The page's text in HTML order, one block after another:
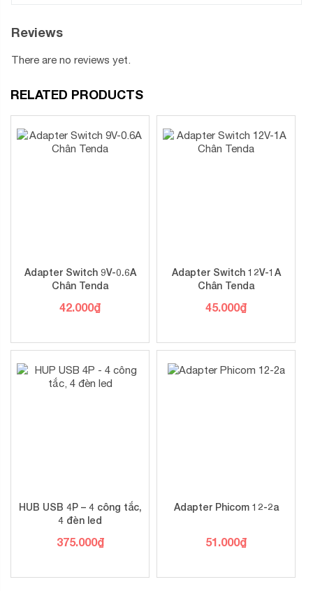
Reviews
There are no reviews yet.
RELATED PRODUCTS
Adapter Switch 9V-0.6A
Chân Tenda
42.000₫
Adapter Switch 12V-1A
Chân Tenda
45.000₫
HUB USB 4P – 4 công tắc,
4 đèn led
375.000₫
Adapter Phicom 12-2a
51.000₫